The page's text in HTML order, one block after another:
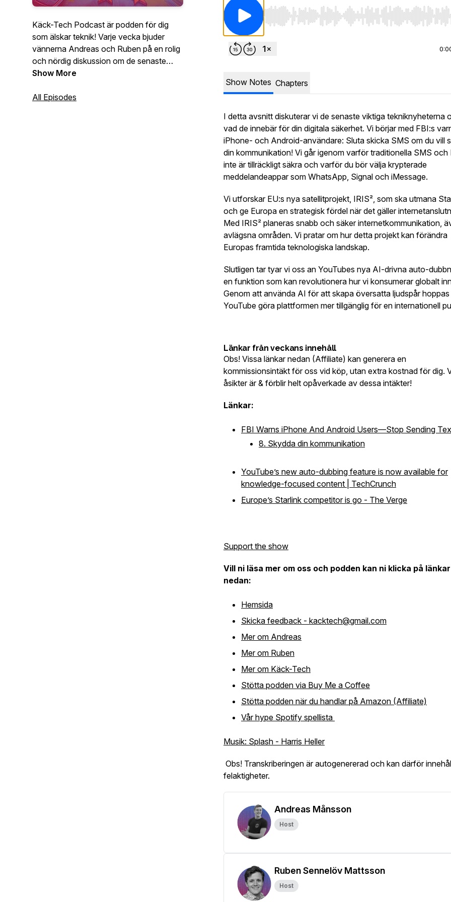
Käck-Tech Podcast är podden för dig
som älskar teknik! Varje vecka bjuder
vännerna Andreas och Ruben på en rolig
och nördig diskussion om de senaste
nyheterna och trenderna inom
smarta hem, från gaming till streaming,
Show More
All Episodes
Use Left/Right to seek, Home/End to jump to start
Show Notes Chapters
I detta avsnitt diskuterar vi de senaste viktiga tekniknyheterna
vad de innebär för din digitala säkerhet. Vi börjar med FBI:s
iPhone- och Android-användare: Sluta skicka SMS om du vill
din kommunikation! Vi går igenom varför traditionella SMS och
inte är tillräckligt säkra och varför du bör välja krypterade
meddelandeappar som WhatsApp, Signal och iMessage.
Vi utforskar EU:s nya satellitprojekt, IRIS², som ska utmana
och ge Europa en strategisk fördel när det gäller
Med IRIS² planeras snabb och säker internetkommunikation,
avlägsna områden. Vi pratar om hur detta projekt kan förändra
Europas framtida teknologiska landskap.
Slutligen tar tyar vi oss an YouTubes nya AI-drivna auto-
en funktion som kan revolutionera hur vi konsumerar globalt
Genom att använda AI för att skapa översatta ljudspår hoppas
YouTube göra plattformen mer tillgänglig för en internationell
Länkar från veckans innehåll
Obs! Vissa länkar nedan (Affiliate) kan generera en
kommissionsintäkt för oss vid köp, utan extra kostnad för dig.
åsikter är & förblir helt opåverkade av dessa intäkter!
Länkar:
FBI Warns iPhone And Android Users—Stop Sending
8. Skydda din kommunikation
YouTube’s new auto-dubbing feature is now available for
knowledge-focused content | TechCrunch
Europe’s Starlink competitor is go - The Verge
Support the show
Vill ni läsa mer om oss och podden kan ni klicka på
nedan:
Hemsida
Skicka feedback - kacktech@gmail.com
Mer om Andreas
Mer om Ruben
Mer om Käck-Tech
Stötta podden via Buy Me a Coffee
Stötta podden när du handlar på Amazon (Affiliate)
Vår hype Spotify spellista
Musik: Splash - Harris Heller
Obs! Transkriberingen är autogenererad och kan därför
felaktigheter.
Andreas Månsson
Host
Ruben Sennelöv Mattsson
Host